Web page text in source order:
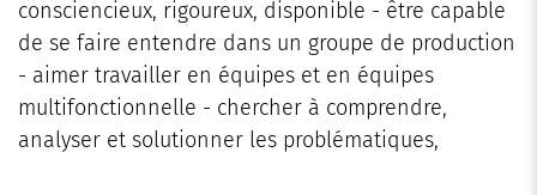
consciencieux, rigoureux, disponible - être capable
de se faire entendre dans un groupe de production
- aimer travailler en équipes et en équipes
multifonctionnelle - chercher à comprendre,
analyser et solutionner les problématiques,